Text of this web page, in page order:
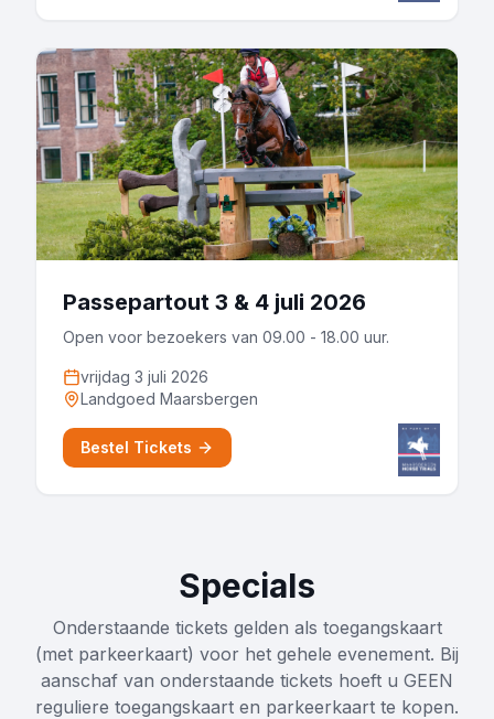
Passepartout 3 & 4 juli 2026
Open voor bezoekers van 09.00 - 18.00 uur.
vrijdag 3 juli 2026
Landgoed Maarsbergen
Bestel Tickets
Specials
Onderstaande tickets gelden als toegangskaart
(met parkeerkaart) voor het gehele evenement. Bij
aanschaf van onderstaande tickets hoeft u GEEN
reguliere toegangskaart en parkeerkaart te kopen.